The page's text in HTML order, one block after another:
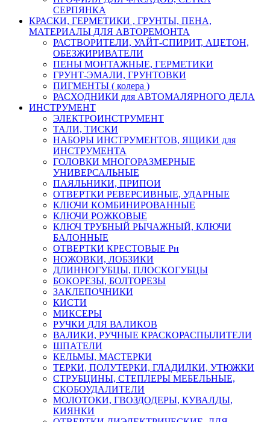
СЕРПЯНКА
КРАСКИ, ГЕРМЕТИКИ , ГРУНТЫ, ПЕНА,
МАТЕРИАЛЫ ДЛЯ АВТОРЕМОНТА
РАСТВОРИТЕЛИ, УАЙТ-СПИРИТ, АЦЕТОН,
ОБЕЗЖИРИВАТЕЛИ
ПЕНЫ МОНТАЖНЫЕ, ГЕРМЕТИКИ
ГРУНТ-ЭМАЛИ, ГРУНТОВКИ
ПИГМЕНТЫ ( колера )
РАСХОДНИКИ для АВТОМАЛЯРНОГО ДЕЛА
ИНСТРУМЕНТ
ЭЛЕКТРОИНСТРУМЕНТ
ТАЛИ, ТИСКИ
НАБОРЫ ИНСТРУМЕНТОВ, ЯЩИКИ для
ИНСТРУМЕНТА
ГОЛОВКИ МНОГОРАЗМЕРНЫЕ
УНИВЕРСАЛЬНЫЕ
ПАЯЛЬНИКИ, ПРИПОИ
ОТВЕРТКИ РЕВЕРСИВНЫЕ, УДАРНЫЕ
КЛЮЧИ КОМБИНИРОВАННЫЕ
КЛЮЧИ РОЖКОВЫЕ
КЛЮЧ ТРУБНЫЙ РЫЧАЖНЫЙ, КЛЮЧИ
БАЛОННЫЕ
ОТВЕРТКИ КРЕСТОВЫЕ Рн
НОЖОВКИ, ЛОБЗИКИ
ДЛИННОГУБЦЫ, ПЛОСКОГУБЦЫ
БОКОРЕЗЫ, БОЛТОРЕЗЫ
ЗАКЛЕПОЧНИКИ
КИСТИ
МИКСЕРЫ
РУЧКИ ДЛЯ ВАЛИКОВ
ВАЛИКИ, РУЧНЫЕ КРАСКОРАСПЫЛИТЕЛИ
ШПАТЕЛИ
КЕЛЬМЫ, МАСТЕРКИ
ТЕРКИ, ПОЛУТЕРКИ, ГЛАДИЛКИ, УТЮЖКИ
СТРУБЦИНЫ, СТЕПЛЕРЫ МЕБЕЛЬНЫЕ,
СКОБОУДАЛИТЕЛИ
МОЛОТОКИ, ГВОЗДОДЕРЫ, КУВАЛДЫ,
КИЯНКИ